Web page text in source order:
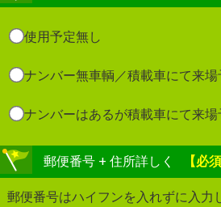
使用予定無し
ナンバー無車輌／積載車にて来場
ナンバーはあるが積載車にて来場
郵便番号 + 住所詳しく 【必須
郵便番号はハイフンを入れずに入力